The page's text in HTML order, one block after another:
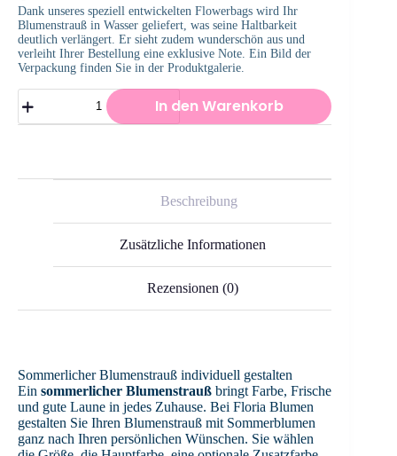
Dank unseres speziell entwickelten Flowerbags wird Ihr
Blumenstrauß in Wasser geliefert, was seine Haltbarkeit
deutlich verlängert. Er sieht zudem wunderschön aus und
verleiht Ihrer Bestellung eine exklusive Note. Ein Bild der
Verpackung finden Sie in der Produktgalerie.
Sommerlicher
Blumenstrauß
individuell
In den Warenkorb
Beschreibung
Zusätzliche Informationen
Rezensionen (0)
Sommerlicher Blumenstrauß individuell gestalten
Ein sommerlicher Blumenstrauß bringt Farbe, Frische
und gute Laune in jedes Zuhause. Bei Floria Blumen
gestalten Sie Ihren Blumenstrauß mit Sommerblumen
ganz nach Ihren persönlichen Wünschen. Sie wählen